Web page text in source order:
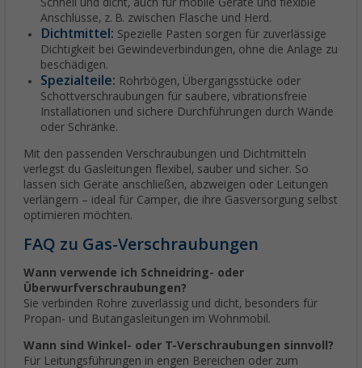
Anschlüsse, z. B. zwischen Flasche und Herd.
Dichtmittel: Spezielle Pasten sorgen für zuverlässige
Dichtigkeit bei Gewindeverbindungen, ohne die Anlage zu
beschädigen.
Spezialteile: Rohrbögen, Übergangsstücke oder
Schottverschraubungen für saubere, vibrationsfreie
Installationen und sichere Durchführungen durch Wände
oder Schränke.
Mit den passenden Verschraubungen und Dichtmitteln
verlegst du Gasleitungen flexibel, sauber und sicher. So
lassen sich Geräte anschließen, abzweigen oder Leitungen
verlängern – ideal für Camper, die ihre Gasversorgung selbst
optimieren möchten.
FAQ zu Gas-Verschraubungen
Wann verwende ich Schneidring- oder
Überwurfverschraubungen?
Sie verbinden Rohre zuverlässig und dicht, besonders für
Propan- und Butangasleitungen im Wohnmobil.
Wann sind Winkel- oder T-Verschraubungen sinnvoll?
Für Leitungsführungen in engen Bereichen oder zum